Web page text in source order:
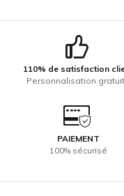
110% de satisfaction
Personnalisation
PAIEMENT
100% sécurisé